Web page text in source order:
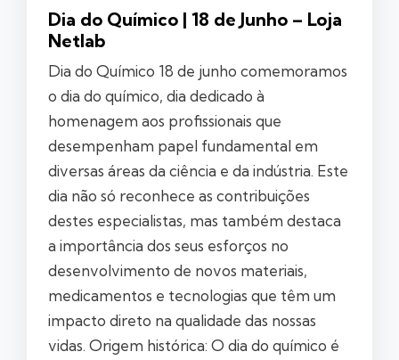
Dia do Químico | 18 de Junho – Loja
Netlab
Dia do Químico 18 de junho comemoramos
o dia do químico, dia dedicado à
homenagem aos profissionais que
desempenham papel fundamental em
diversas áreas da ciência e da indústria. Este
dia não só reconhece as contribuições
destes especialistas, mas também destaca
a importância dos seus esforços no
desenvolvimento de novos materiais,
medicamentos e tecnologias que têm um
impacto direto na qualidade das nossas
vidas. Origem histórica: O dia do químico é